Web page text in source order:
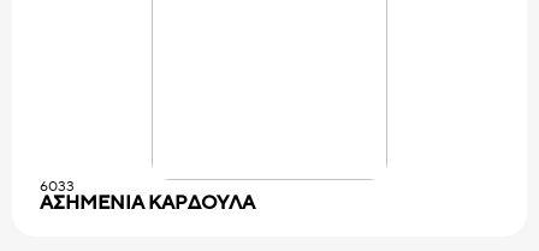
6033
ΑΣΗΜΕΝΙΑ KAPΔOYΛA